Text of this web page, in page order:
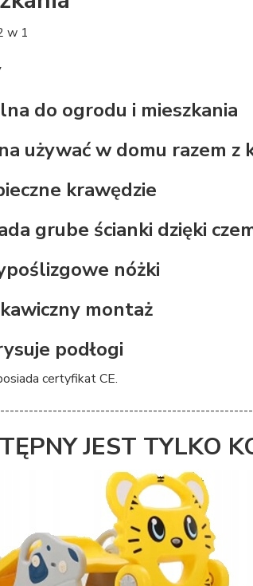
w 1
do ogrodu i mieszkania
używać w domu razem z
krawędzie
grube ścianki dzięki
nóżki
montaż
podłogi
certyfikat CE.
JEST TYLKO